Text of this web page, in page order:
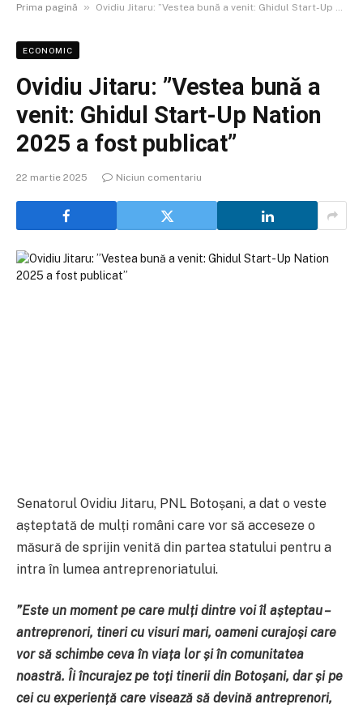
Prima pagină » Ovidiu Jitaru: ”Vestea bună a venit: Ghidul Start-Up Nation 2025 a fost publicat”
ECONOMIC
Ovidiu Jitaru: ”Vestea bună a
venit: Ghidul Start-Up Nation
2025 a fost publicat”
22 martie 2025 Niciun comentariu
Senatorul Ovidiu Jitaru, PNL Botoșani, a dat o veste
așteptată de mulți români care vor să acceseze o
măsură de sprijin venită din partea statului pentru a
intra în lumea antreprenoriatului.
”Este un moment pe care mulți dintre voi îl așteptau –
antreprenori, tineri cu visuri mari, oameni curajoși care
vor să schimbe ceva în viața lor și în comunitatea
noastră. Îi încurajez pe toți tinerii din Botoșani, dar și pe
cei cu experiență care visează să devină antreprenori,